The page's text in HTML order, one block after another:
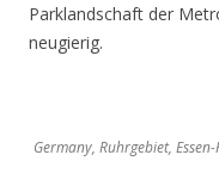
Parklandschaft der
neugierig.
Germany, Ruhrgebiet,